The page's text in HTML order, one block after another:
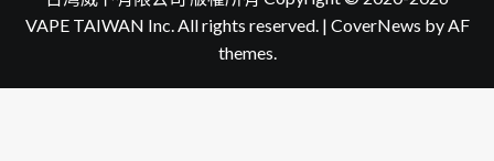
VAPE TAIWAN Inc. All rights reserved. | CoverNews by AF
themes.